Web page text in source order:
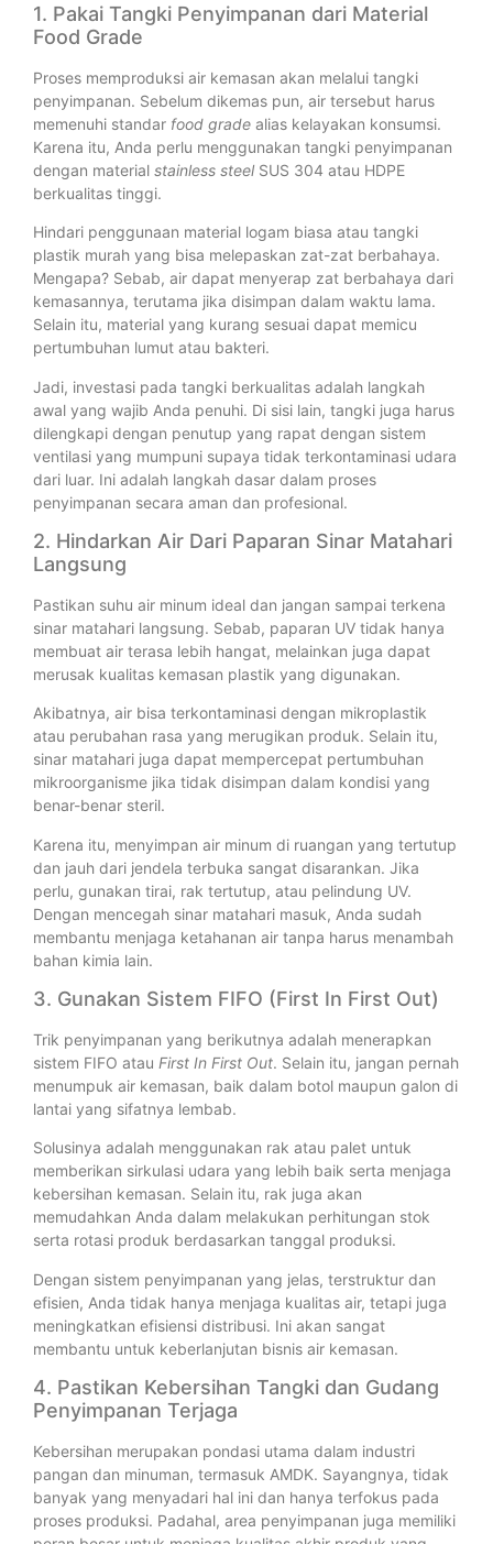
1. Pakai Tangki Penyimpanan dari Material
Food Grade
Proses memproduksi air kemasan akan melalui tangki
penyimpanan. Sebelum dikemas pun, air tersebut harus
memenuhi standar food grade alias kelayakan konsumsi.
Karena itu, Anda perlu menggunakan tangki penyimpanan
dengan material stainless steelSUS 304 atau HDPE
berkualitas tinggi.
Hindari penggunaan material logam biasa atau tangki
plastik murah yang bisa melepaskan zat-zat berbahaya.
Mengapa? Sebab, air dapat menyerap zat berbahaya dari
kemasannya, terutama jika disimpan dalam waktu lama.
Selain itu, material yang kurang sesuai dapat memicu
pertumbuhan lumut atau bakteri.
Jadi, investasi pada tangki berkualitas adalah langkah
awal yang wajib Anda penuhi. Di sisi lain, tangki juga harus
dilengkapi dengan penutup yang rapat dengan sistem
ventilasi yang mumpuni supaya tidak terkontaminasi udara
dari luar. Ini adalah langkah dasar dalam proses
penyimpanan secara aman dan profesional.
2. Hindarkan Air Dari Paparan Sinar Matahari
Langsung
Pastikan suhu air minum ideal dan jangan sampai terkena
sinar matahari langsung. Sebab, paparan UV tidak hanya
membuat air terasa lebih hangat, melainkan juga dapat
merusak kualitas kemasan plastik yang digunakan.
Akibatnya, air bisa terkontaminasi dengan mikroplastik
atau perubahan rasa yang merugikan produk. Selain itu,
sinar matahari juga dapat mempercepat pertumbuhan
mikroorganisme jika tidak disimpan dalam kondisi yang
benar-benar steril.
Karena itu, menyimpan air minum di ruangan yang tertutup
dan jauh dari jendela terbuka sangat disarankan. Jika
perlu, gunakan tirai, rak tertutup, atau pelindung UV.
Dengan mencegah sinar matahari masuk, Anda sudah
membantu menjaga ketahanan air tanpa harus menambah
bahan kimia lain.
3. Gunakan Sistem FIFO (First In First Out)
Trik penyimpanan yang berikutnya adalah menerapkan
sistem FIFO atau First In First Out. Selain itu, jangan pernah
menumpuk air kemasan, baik dalam botol maupun galon di
lantai yang sifatnya lembab.
Solusinya adalah menggunakan rak atau palet untuk
memberikan sirkulasi udara yang lebih baik serta menjaga
kebersihan kemasan. Selain itu, rak juga akan
memudahkan Anda dalam melakukan perhitungan stok
serta rotasi produk berdasarkan tanggal produksi.
Dengan sistem penyimpanan yang jelas, terstruktur dan
efisien, Anda tidak hanya menjaga kualitas air, tetapi juga
meningkatkan efisiensi distribusi. Ini akan sangat
membantu untuk keberlanjutan bisnis air kemasan.
4. Pastikan Kebersihan Tangki dan Gudang
Penyimpanan Terjaga
Kebersihan merupakan pondasi utama dalam industri
pangan dan minuman, termasuk AMDK. Sayangnya, tidak
banyak yang menyadari hal ini dan hanya terfokus pada
proses produksi. Padahal, area penyimpanan juga memiliki